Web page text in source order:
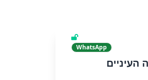
WhatsApp
העיניים